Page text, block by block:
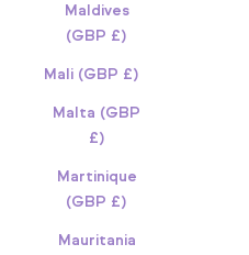
Maldives
(GBP £)
Mali (GBP £)
Malta (GBP
£)
Martinique
(GBP £)
Mauritania